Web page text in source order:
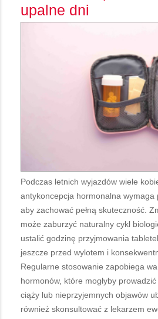
upalne dni
Podczas letnich wyjazdów wiele
antykoncepcja hormonalna wymaga
aby zachować pełną skuteczność.
może zaburzyć naturalny cykl
ustalić godzinę przyjmowania
jeszcze przed wylotem i
Regularne stosowanie zapobiega
hormonów, które mogłyby
ciąży lub nieprzyjemnych objawów
również skonsultować z lekarzem